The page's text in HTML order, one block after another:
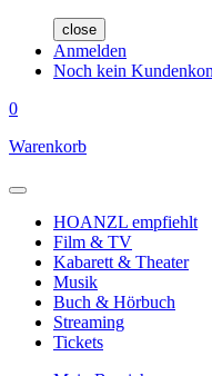
close
Anmelden
Noch kein
0
Warenkorb
HOANZL empfiehlt
Film & TV
Kabarett & Theater
Musik
Buch & Hörbuch
Streaming
Tickets